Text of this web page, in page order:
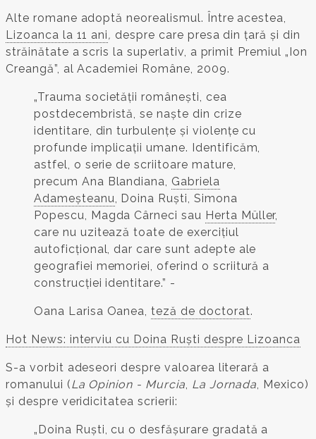
Alte romane adoptă neorealismul. Între acestea,
Lizoanca la 11 ani, despre care presa din țară și din
străinătate a scris la superlativ, a primit Premiul „Ion
Creangă”, al Academiei Române, 2009.
„Trauma societății românești, cea
postdecembristă, se naște din crize
identitare, din turbulențe și violențe cu
profunde implicații umane. Identificăm,
astfel, o serie de scriitoare mature,
precum Ana Blandiana, Gabriela
Adameșteanu, Doina Ruști, Simona
Popescu, Magda Cârneci sau Herta Müller,
care nu uzitează toate de exercițiul
autoficțional, dar care sunt adepte ale
geografiei memoriei, oferind o scriitură a
construcției identitare.” -
Oana Larisa Oanea,teză de doctorat.
Hot News: interviu cu Doina Ruști despre Lizoanca
S-a vorbit adeseori despre valoarea literară a
romanului (La Opinion - Murcia, La Jornada, Mexico)
și despre veridicitatea scrierii:
„Doina Ruști, cu o desfășurare gradată a